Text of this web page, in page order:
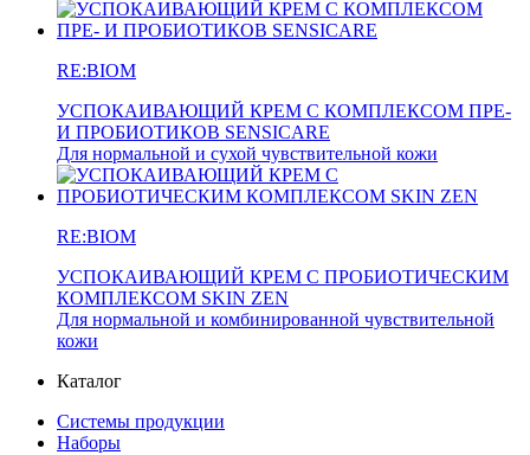
RE:BIOM
УСПОКАИВАЮЩИЙ КРЕМ С КОМПЛЕКСОМ ПРЕ-
И ПРОБИОТИКОВ SENSICARE
Для нормальной и сухой чувствительной кожи
RE:BIOM
УСПОКАИВАЮЩИЙ КРЕМ С ПРОБИОТИЧЕСКИМ
КОМПЛЕКСОМ SKIN ZEN
Для нормальной и комбинированной чувствительной
кожи
Каталог
Системы продукции
Наборы